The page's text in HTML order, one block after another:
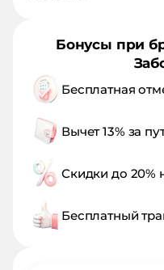
Бонусы при
Бесплатная
Вычет 13% за
Скидки до 20%
Бесплатный